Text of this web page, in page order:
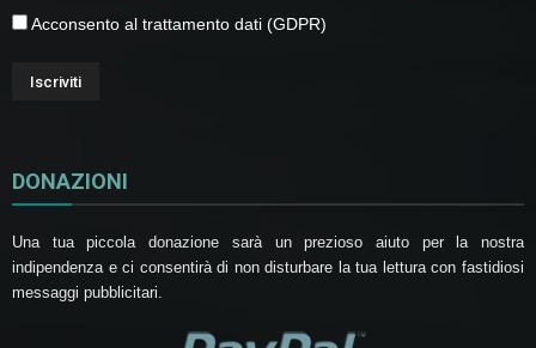
Acconsento al trattamento dati (GDPR)
DONAZIONI
Una tua piccola donazione sarà un prezioso aiuto per la nostra
indipendenza e ci consentirà di non disturbare la tua lettura con fastidiosi
messaggi pubblicitari.